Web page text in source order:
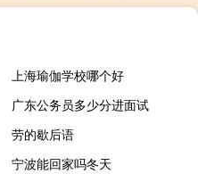
上海瑜伽学校哪个好
广东公务员多少分进面试
劳的歇后语
宁波能回家吗冬天